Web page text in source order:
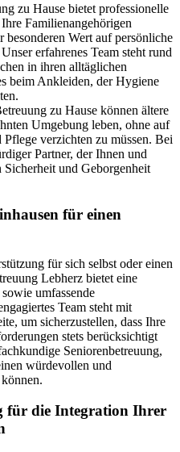
zu Hause bietet professionelle
Familienangehörigen
Wert auf persönliche
erfahrenes Team steht rund
in ihren alltäglichen
beim Ankleiden, der Hygiene
zu Hause können ältere
Umgebung leben, ohne auf
verzichten zu müssen. Bei
Partner, der Ihnen und
und Geborgenheit
für einen
für sich selbst oder einen
Lebherz bietet eine
umfassende
Team steht mit
um sicherzustellen, dass Ihre
stets berücksichtigt
Seniorenbetreuung,
würdevollen und
für die Integration Ihrer